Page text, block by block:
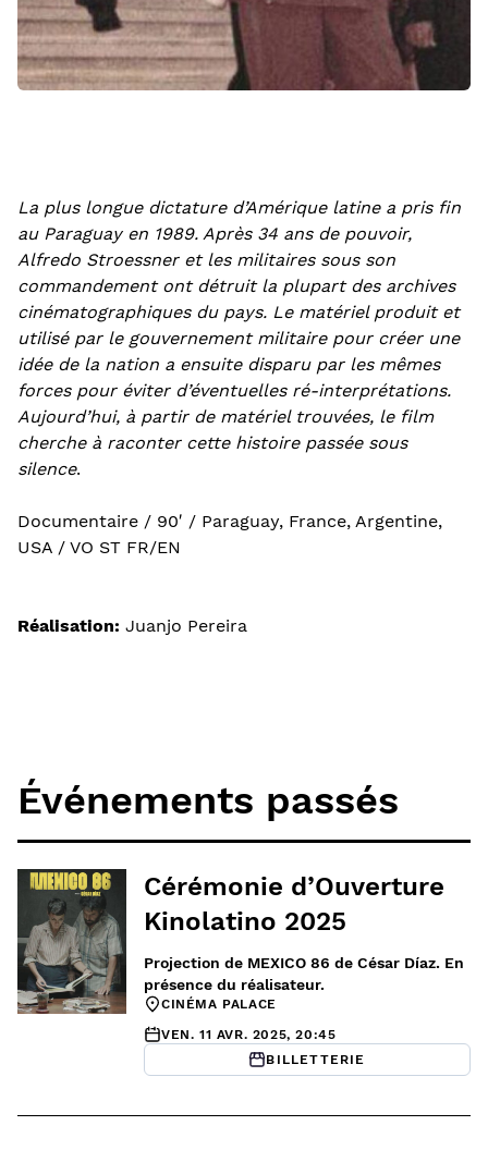
La plus longue dictature d’Amérique latine a pris fin
au Paraguay en 1989. Après 34 ans de pouvoir,
Alfredo Stroessner et les militaires sous son
commandement ont détruit la plupart des archives
cinématographiques du pays. Le matériel produit et
utilisé par le gouvernement militaire pour créer une
idée de la nation a ensuite disparu par les mêmes
forces pour éviter d’éventuelles ré-interprétations.
Aujourd’hui, à partir de matériel trouvées, le film
cherche à raconter cette histoire passée sous
silence.
Documentaire / 90′ / Paraguay, France, Argentine,
USA / VO ST FR/EN
Réalisation: Juanjo Pereira
Événements passés
Cérémonie d’Ouverture
Kinolatino 2025
Projection de MEXICO 86 de César Díaz. En
présence du réalisateur.
CINÉMA PALACE
VEN. 11 AVR. 2025, 20:45
BILLETTERIE